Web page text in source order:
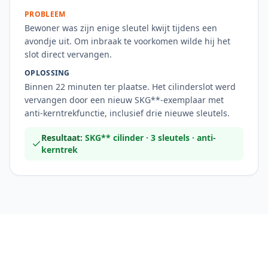
PROBLEEM
Bewoner was zijn enige sleutel kwijt tijdens een
avondje uit. Om inbraak te voorkomen wilde hij het
slot direct vervangen.
OPLOSSING
Binnen 22 minuten ter plaatse. Het cilinderslot werd
vervangen door een nieuw SKG**-exemplaar met
anti-kerntrekfunctie, inclusief drie nieuwe sleutels.
Resultaat: SKG** cilinder · 3 sleutels · anti-
kerntrek